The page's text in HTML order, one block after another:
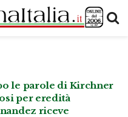
le parole di Kirchner
per eredità
riceve